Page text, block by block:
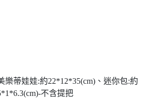
樂蒂娃娃:約22*12*35(cm)、迷你包:約
不含提把